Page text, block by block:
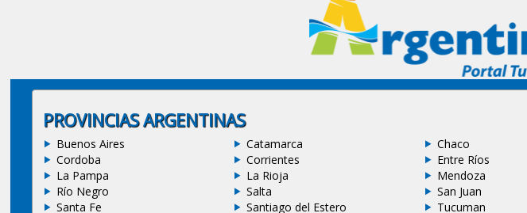
PROVINCIAS ARGENTINAS
Buenos Aires Catamarca Chaco
Cordoba
Corrientes Entre Ríos
La Pampa
La Rioja Mendoza
Río Negro
Salta San Juan
Santa Fe
Santiago del Estero Tucuman